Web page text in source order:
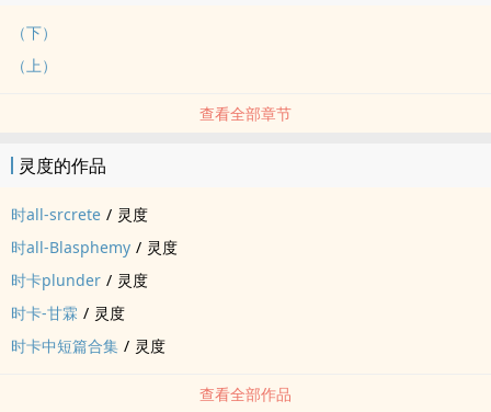
文体拼插
（下）
（上）
查看全部章节
灵度的作品
时all-srcrete / 灵度
时all-Blasphemy / 灵度
时卡plunder / 灵度
时卡-甘霖 / 灵度
时卡中短篇合集 / 灵度
查看全部作品